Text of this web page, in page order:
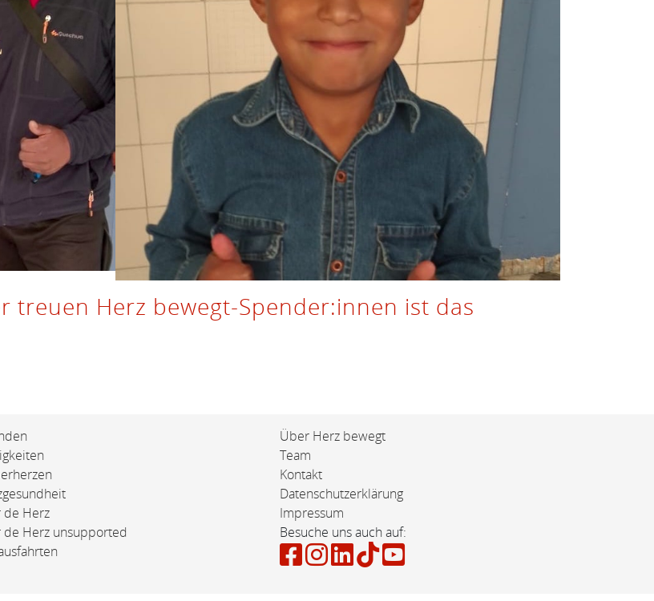
treuen Herz bewegt-Spender:innen ist das
de Herz
de Herz unsupported
Über Herz bewegt
Team
Kontakt
Datenschutzerklärung
Impressum
Besuche uns auch auf: